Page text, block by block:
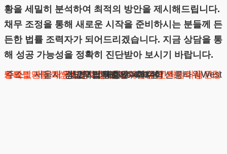
황을 세밀히 분석하여 최적의 방안을 제시해드립니다.
채무 조정을 통해 새로운 시작을 준비하시는 분들께 든
든한 법률 조력자가 되어드리겠습니다. 지금 상담을 통
해 성공 가능성을 정확히 진단받아 보시기 바랍니다.
도박빚개인회생 개인회생절차 개인회생변호사
채무조정제도 대전개인회생 개인회생파산 개인회생비용
개인회생단점 개인회생보정권고 채무통합 개인회생신청
카드값연체 회생신청
상호 : 법무법인 테헤란
사업자 : 589-86-01340
대표자 : 이수학
주소 : 서울시 강남구 테헤란로 420, KT선릉타워West 9층
광고책임변호사 : 이수학